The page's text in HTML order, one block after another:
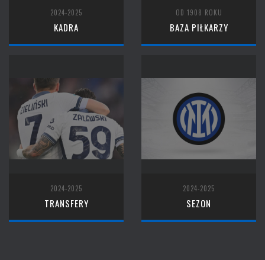
2024-2025
KADRA
OD 1908 ROKU
BAZA PIŁKARZY
2024-2025
TRANSFERY
2024-2025
SEZON